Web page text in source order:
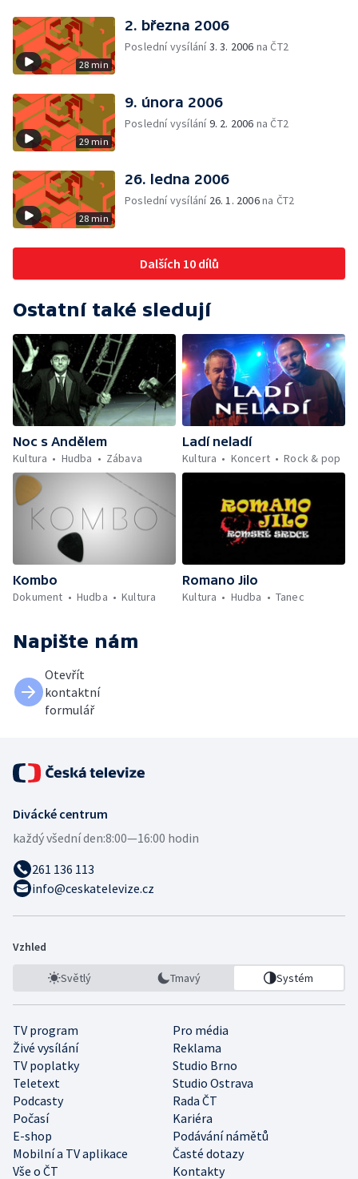
28 min
2. března 2006
Poslední vysílání3. 3. 2006 na ČT2
29 min
9. února 2006
Poslední vysílání9. 2. 2006 na ČT2
28 min
26. ledna 2006
Poslední vysílání 26. 1. 2006na ČT2
Dalších 10 dílů
Ostatní také sledují
Noc s Andělem
Kultura
Hudba Zábava
Ladí neladí
Kultura
Koncert Rock & pop
Kombo
Dokument
Hudba Kultura
Romano Jilo
Kultura
Hudba Tanec
Napište nám
Otevřít
kontaktní
formulář
Divácké centrum
každý všední den:8:00—16:00 hodin
261 136 113
info@ceskatelevize.cz
Vzhled
Světlý Tmavý Systém
TV program
Pro média
Živé vysílání
Reklama
TV poplatky
Studio Brno
Teletext
Studio Ostrava
Podcasty
Rada ČT
Počasí
Kariéra
E-shop
Podávání námětů
Mobilní a TV aplikace
Časté dotazy
Vše o ČT
Kontakty